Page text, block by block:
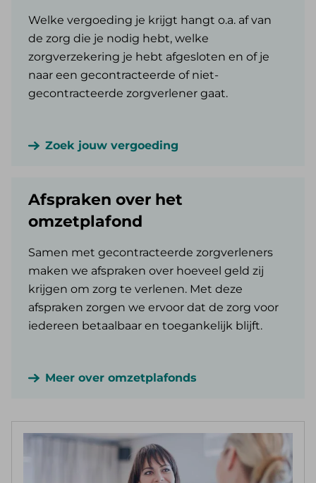
Welke vergoeding je krijgt hangt o.a. af van
de zorg die je nodig hebt, welke
zorgverzekering je hebt afgesloten en of je
naar een gecontracteerde of niet-
gecontracteerde zorgverlener gaat.
Zoek jouw vergoeding
Afspraken over het
omzetplafond
Samen met gecontracteerde zorgverleners
maken we afspraken over hoeveel geld zij
krijgen om zorg te verlenen. Met deze
afspraken zorgen we ervoor dat de zorg voor
iedereen betaalbaar en toegankelijk blijft.
Meer over omzetplafonds